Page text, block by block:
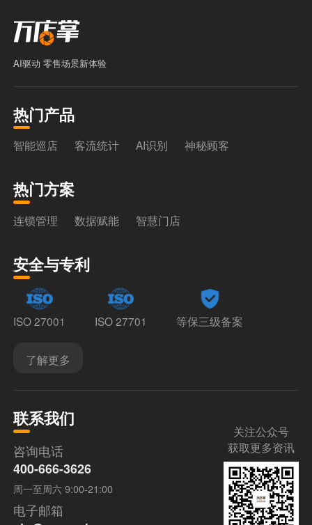
AI驱动 零售场景新体验
热门产品
智能巡店 客流统计 AI识别 神秘顾客
热门方案
连锁管理 数据赋能 智慧门店
安全与专利
ISO 27001 ISO 27701 等保三级备案
了解更多
联系我们
咨询电话
400-666-3626
周一至周六 9:00-21:00
电子邮箱
关注公众号
获取更多资讯